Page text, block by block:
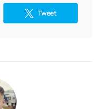
Tweet